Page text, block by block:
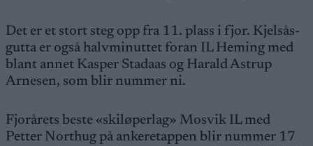
Det er et stort steg opp fra 11. plass i fjor. Kjelsås-
gutta er også halvminuttet foran IL Heming med
blant annet Kasper Stadaas og Harald Astrup
Arnesen, som blir nummer ni.
Fjorårets beste «skiløperlag» Mosvik IL med
Petter Northug på ankeretappen blir nummer 17